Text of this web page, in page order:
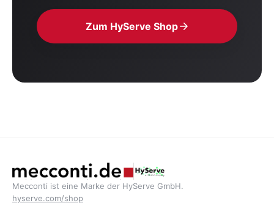
Zum HyServe Shop
Mecconti ist eine Marke der HyServe GmbH.
hyserve.com/shop